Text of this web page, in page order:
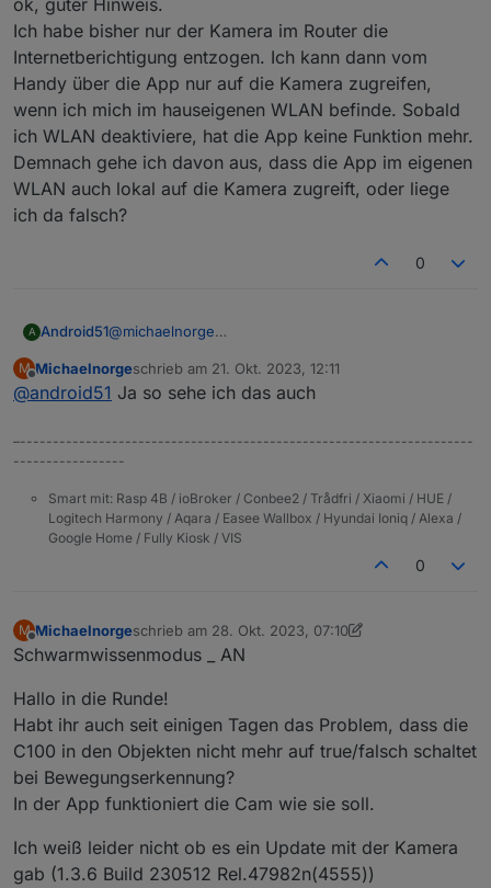
ok, guter Hinweis.
Ich habe bisher nur der Kamera im Router die
Internetberichtigung entzogen. Ich kann dann vom
Handy über die App nur auf die Kamera zugreifen,
wenn ich mich im hauseigenen WLAN befinde. Sobald
ich WLAN deaktiviere, hat die App keine Funktion mehr.
Demnach gehe ich davon aus, dass die App im eigenen
WLAN auch lokal auf die Kamera zugreift, oder liege
ich da falsch?
0
A Android51@michaelnorge
Ich habe bisher nur der Kamera im Router die
Internetberichtigung entzogen. Ich kann dann vom
die App im eigenen WLAN auch lokal auf die Kamera
zugreift, oder liege ich da falsch?
M
Offline
Michaelnorgeschrieb am 21. Okt. 2023, 12:11
zuletzt editiert von
@android51 Ja so sehe ich das auch
–---------------------------------------------------------------------
-----------------
Smart mit: Rasp 4B / ioBroker / Conbee2 / Trådfri / Xiaomi / HUE /
Logitech Harmony / Aqara / Easee Wallbox / Hyundai Ioniq / Alexa /
Google Home / Fully Kiosk / VIS
0
M
Offline
Michaelnorgeschrieb am 28. Okt. 2023, 07:10
zuletzt editiert von Michaelnorge
Schwarmwissenmodus _ AN
Hallo in die Runde!
Habt ihr auch seit einigen Tagen das Problem, dass die
C100 in den Objekten nicht mehr auf true/falsch schaltet
bei Bewegungserkennung?
In der App funktioniert die Cam wie sie soll.
Ich weiß leider nicht ob es ein Update mit der Kamera
gab (1.3.6 Build 230512 Rel.47982n(4555))